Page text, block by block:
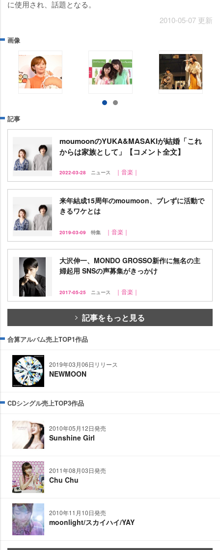
に使用され、話題となる。
2010-05-07 更新
画像
記事
moumoonのYUKA&MASAKIが結婚「これ
からは家族として」【コメント全文】
2022-03-28 ニュース ｜音楽｜
来年結成15周年のmoumoon、ブレずに活動で
きるワケとは
2019-03-09 特集 ｜音楽｜
大沢伸一、MONDO GROSSO新作に無名の主
婦起用 SNSの声募集がきっかけ
2017-05-25 ニュース ｜音楽｜
記事をもっと見る
合算アルバム売上TOP1作品
2019年03月06日リリース
NEWMOON
CDシングル売上TOP3作品
2010年05月12日発売
Sunshine Girl
2011年08月03日発売
Chu Chu
2010年11月10日発売
moonlight/スカイハイ/YAY